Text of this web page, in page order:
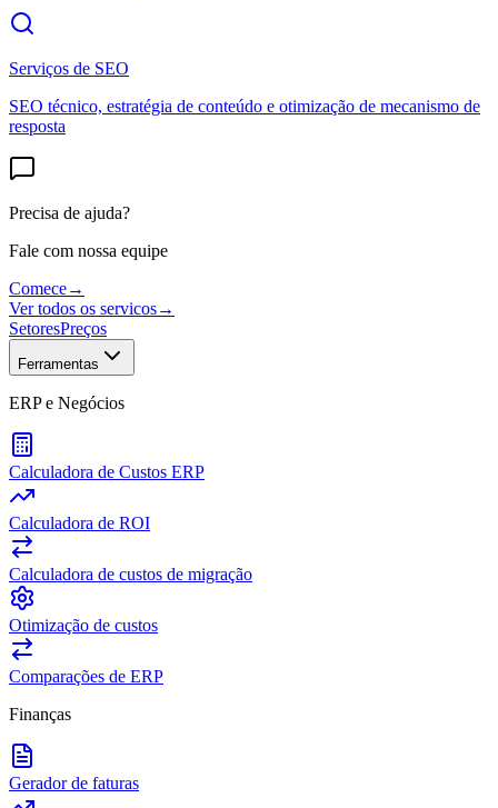
Serviços de SEO
SEO técnico, estratégia de conteúdo e otimização de mecanismo de
resposta
Precisa de ajuda?
Fale com nossa equipe
Comece→
Ver todos os servicos→
SetoresPreços
Ferramentas
ERP e Negócios
Calculadora de Custos ERP
Calculadora de ROI
Calculadora de custos de migração
Otimização de custos
Comparações de ERP
Finanças
Gerador de faturas